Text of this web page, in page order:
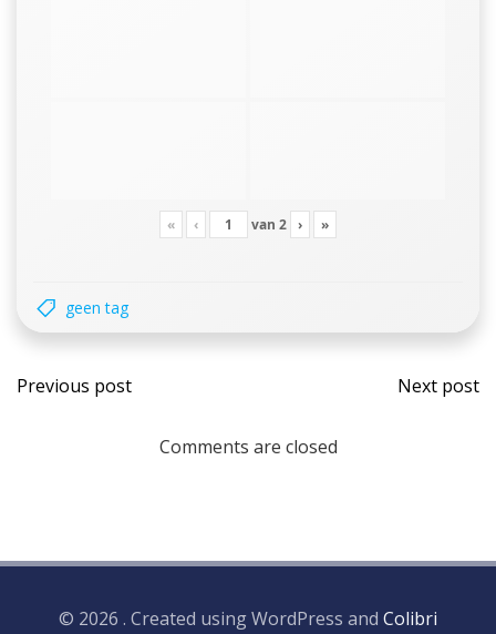
« ‹ van 2 › »
geen tag
Bericht
navigatie
Previous post Next post
Comments are closed
© 2026 . Created using WordPress and Colibri